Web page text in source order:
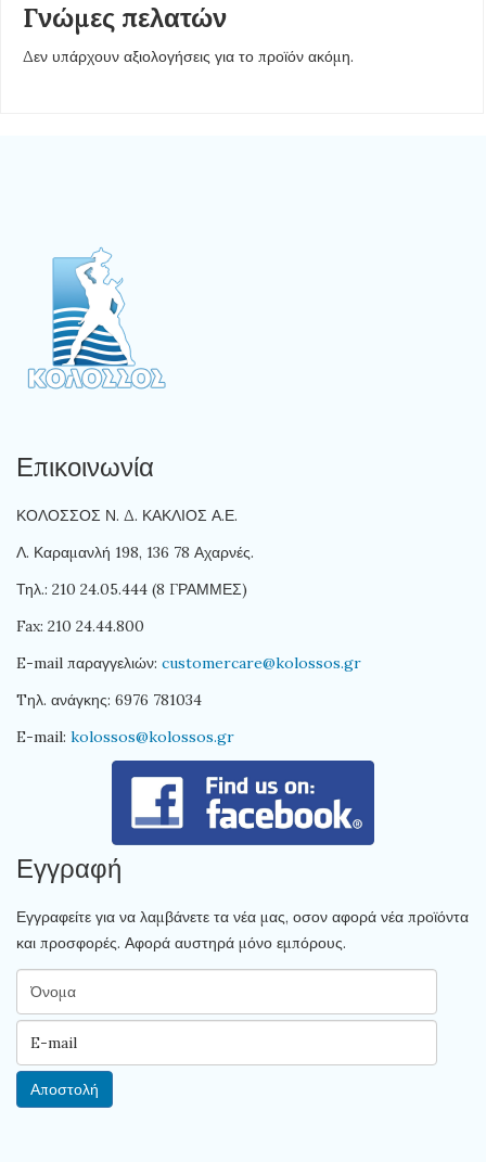
Γνώμες πελατών
Δεν υπάρχουν αξιολογήσεις για το προϊόν ακόμη.
Επικοινωνία
ΚΟΛΟΣΣΟΣ Ν. Δ. ΚΑΚΛΙΟΣ Α.Ε.
Λ. Καραμανλή 198, 136 78 Αχαρνές.
Τηλ.: 210 24.05.444 (8 ΓΡΑΜΜΕΣ)
Fax: 210 24.44.800
E-mail παραγγελιών: customercare@kolossos.gr
Tηλ. ανάγκης: 6976 781034
E-mail: kolossos@kolossos.gr
Εγγραφή
Εγγραφείτε για να λαμβάνετε τα νέα μας, οσον αφορά νέα προϊόντα
και προσφορές. Αφορά αυστηρά μόνο εμπόρους.